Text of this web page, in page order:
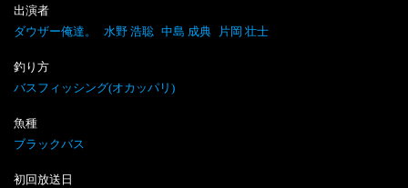
出演者
ダウザー俺達。
水野 浩聡 中島 成典 片岡 壮士
釣り方
バスフィッシング(オカッパリ)
魚種
ブラックバス
初回放送日